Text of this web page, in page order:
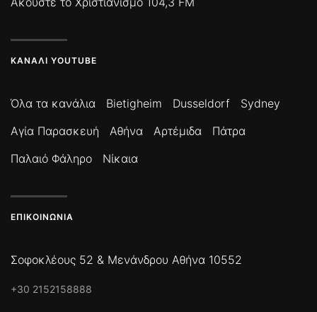
ΚΑΝΆΛΙ YOUTUBE
Όλα τα κανάλια Bietigheim Dusseldorf
Sydney
Αγία Παρασκευή
Αθήνα Αρτέμιδα
Πάτρα
Παλαιό Φάληρο
Νίκαια
ΕΠΙΚΟΙΝΩΝΊΑ
Σοφοκλέους 52 & Μενάνδρου Αθήνα 10552
+30 2152158888